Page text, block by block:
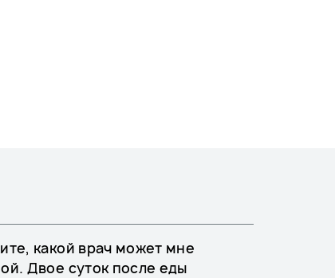
какой врач может мне
Двое суток после еды